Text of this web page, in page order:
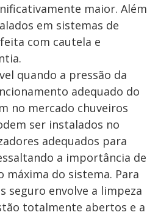
maior. Além
em sistemas de
com cautela e
quando a pressão da
adequado do
no mercado chuveiros
ser instalados no
adequados para
a importância de
máxima do sistema. Para
seguro envolve a limpeza
totalmente abertos e a